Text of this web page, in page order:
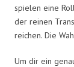
spielen eine
der reinen
reichen. Die
Um dir ein